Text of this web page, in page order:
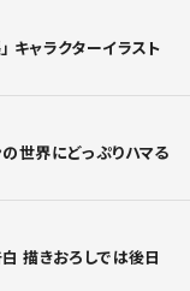
キャラクターイラスト
世界にどっぷりハマる
描きおろしでは後日